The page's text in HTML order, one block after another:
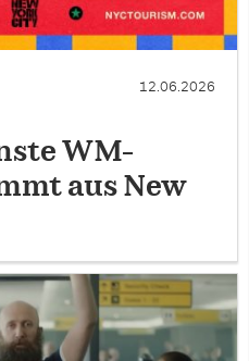
12.06.2026
WM-
aus New